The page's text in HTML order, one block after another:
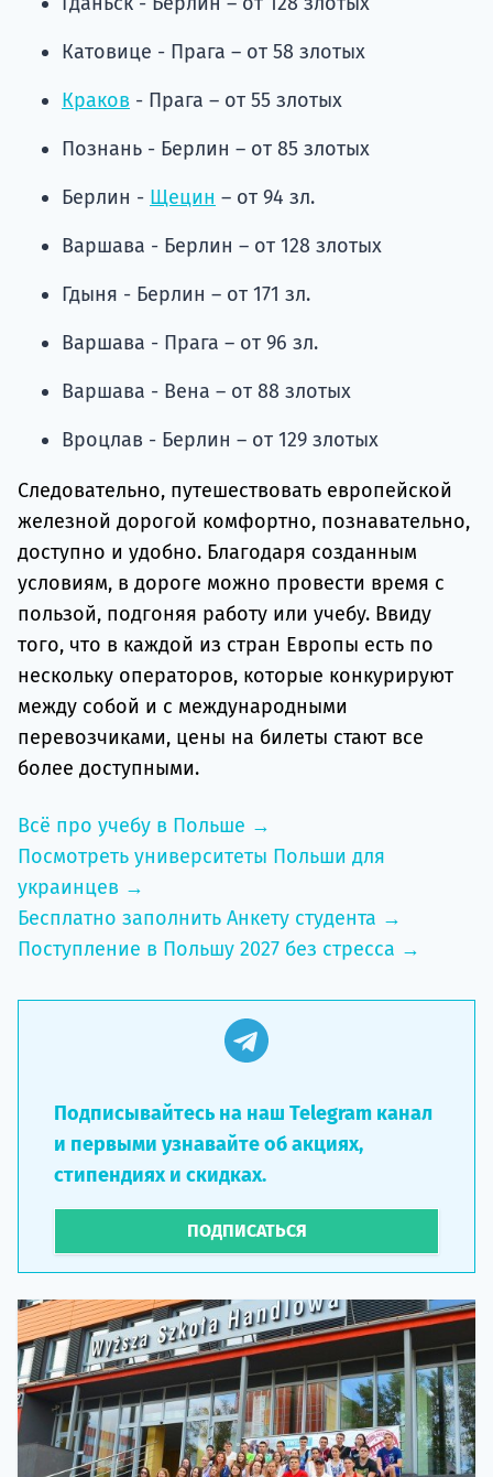
Катовице - Прага – от 58 злотых
Краков - Прага – от 55 злотых
Познань - Берлин – от 85 злотых
Берлин - Щецин – от 94 зл.
Варшава - Берлин – от 128 злотых
Гдыня - Берлин – от 171 зл.
Варшава - Прага – от 96 зл.
Варшава - Вена – от 88 злотых
Вроцлав - Берлин – от 129 злотых
Следовательно, путешествовать европейской
железной дорогой комфортно, познавательно,
доступно и удобно. Благодаря созданным
условиям, в дороге можно провести время с
пользой, подгоняя работу или учебу. Ввиду
того, что в каждой из стран Европы есть по
нескольку операторов, которые конкурируют
между собой и с международными
перевозчиками, цены на билеты стают все
более доступными.
Всё про учебу в Польше →
Посмотреть университеты Польши для
украинцев →
Бесплатно заполнить Анкету студента →
Поступление в Польшу 2027 без стресса →
Подписывайтесь на наш Telegram канал
и первыми узнавайте об акциях,
стипендиях и скидках.
ПОДПИСАТЬСЯ